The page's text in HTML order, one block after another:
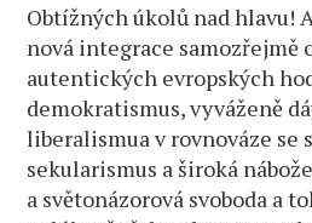
Obtížných úkolů nad hlavu!
nová integrace samozřejmě
autentických evropských
demokratismus, vyváženě
liberalismua v rovnováze se
sekularismus a široká
a světonázorová svoboda a